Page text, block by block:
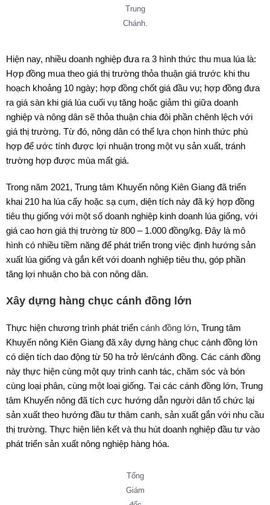
Trung
Chánh.
Hiện nay, nhiều doanh nghiệp đưa ra 3 hình thức thu mua lúa là:
Hợp đồng mua theo giá thị trường thỏa thuận giá trước khi thu
hoạch khoảng 10 ngày; hợp đồng chốt giá đầu vụ; hợp đồng đưa
ra giá sàn khi giá lúa cuối vụ tăng hoặc giảm thì giữa doanh
nghiệp và nông dân sẽ thỏa thuận chia đôi phần chênh lệch với
giá thị trường. Từ đó, nông dân có thể lựa chọn hình thức phù
hợp để ước tính được lợi nhuận trong một vụ sản xuất, tránh
trường hợp được mùa mất giá.
Trong năm 2021, Trung tâm Khuyến nông Kiên Giang đã triển
khai 210 ha lúa cấy hoặc sạ cụm, diện tích này đã ký hợp đồng
tiêu thụ giống với một số doanh nghiệp kinh doanh lúa giống, với
giá cao hơn giá thị trường từ 800 – 1.000 đồng/kg. Đây là mô
hình có nhiều tiềm năng để phát triển trong việc định hướng sản
xuất lúa giống và gắn kết với doanh nghiệp tiêu thụ, góp phần
tăng lợi nhuận cho bà con nông dân.
Xây dựng hàng chục cánh đồng lớn
Thực hiện chương trình phát triển cánh đồng lớn, Trung tâm
Khuyến nông Kiên Giang đã xây dựng hàng chục cánh đồng lớn
có diện tích dao động từ 50 ha trở lên/cánh đồng. Các cánh đồng
này thực hiện cùng một quy trình canh tác, chăm sóc và bón
cùng loại phân, cùng một loại giống. Tại các cánh đồng lớn, Trung
tâm Khuyến nông đã tích cực hướng dẫn người dân tổ chức lại
sản xuất theo hướng đầu tư thâm canh, sản xuất gắn với nhu cầu
thị trường. Thực hiện liên kết và thu hút doanh nghiệp đầu tư vào
phát triển sản xuất nông nghiệp hàng hóa.
Tổng
Giám